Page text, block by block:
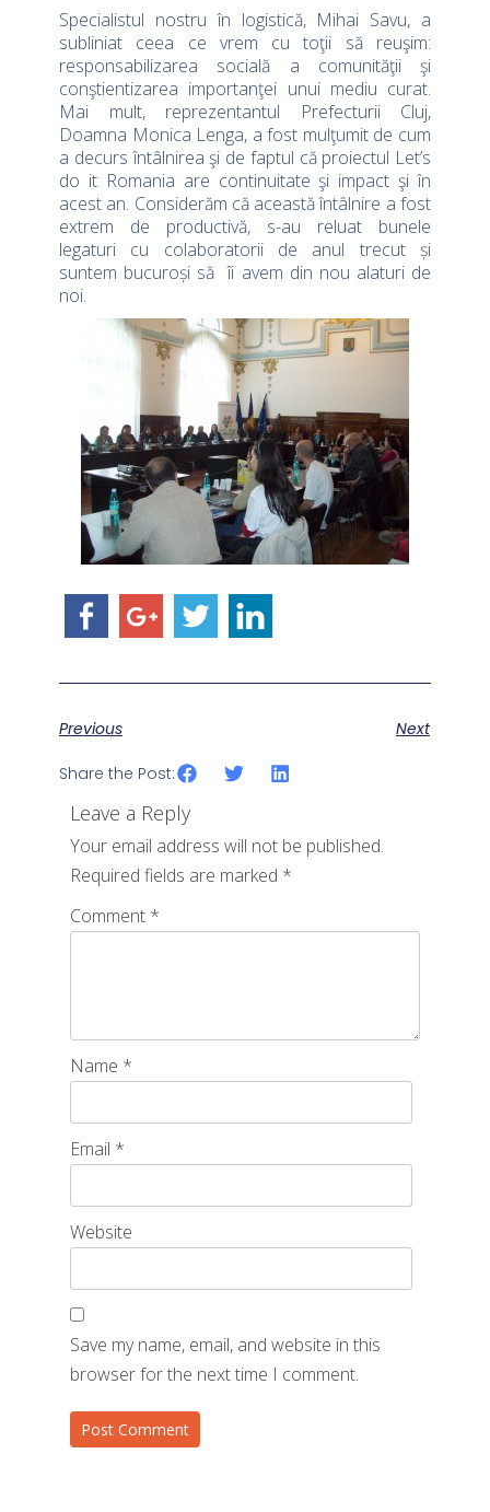
Specialistul nostru în logistică, Mihai Savu, a
subliniat ceea ce vrem cu toţii să reuşim:
responsabilizarea socială a comunităţii şi
conştientizarea importanţei unui mediu curat.
Mai mult, reprezentantul Prefecturii Cluj,
Doamna Monica Lenga, a fost mulţumit de cum
a decurs întâlnirea şi de faptul că proiectul Let’s
do it Romania are continuitate şi impact şi în
acest an. Considerăm că această întâlnire a fost
extrem de productivă, s-au reluat bunele
legaturi cu colaboratorii de anul trecut și
suntem bucuroși să îi avem din nou alaturi de
noi.
Previous Next
Share the Post:
Leave a Reply
Your email address will not be published.
Required fields are marked *
Comment *
Name *
Email *
Website
Save my name, email, and website in this
browser for the next time I comment.